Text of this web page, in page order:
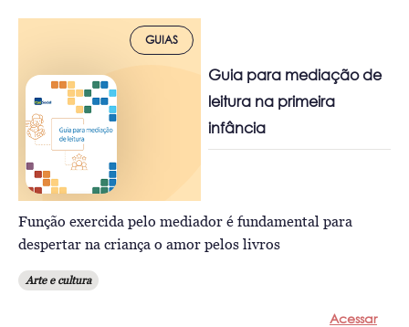
GUIAS
Guia para mediação de
leitura na primeira
infância
Função exercida pelo mediador é fundamental para
despertar na criança o amor pelos livros
Arte e cultura
Acessar